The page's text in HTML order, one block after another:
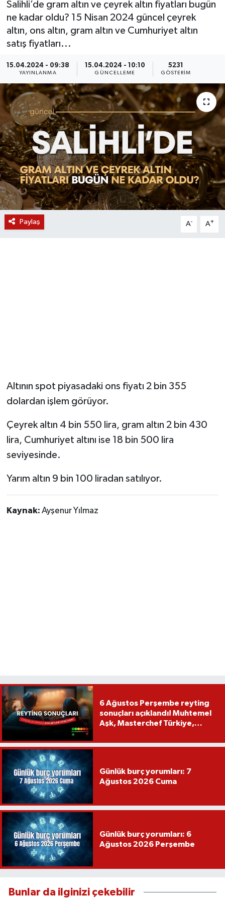
Salihli’de gram altın ve çeyrek altın fiyatları bugün
ne kadar oldu? 15 Nisan 2024 güncel çeyrek
altın, ons altın, gram altın ve Cumhuriyet altın
satış fiyatları...
15.04.2024 - 09:38
YAYINLANMA
15.04.2024 - 10:10
GÜNCELLEME
5231
GÖSTERIM
Paylaş A- A+
Altının spot piyasadaki ons fiyatı 2 bin 355
dolardan işlem görüyor.
Çeyrek altın 4 bin 550 lira, gram altın 2 bin 430
lira, Cumhuriyet altını ise 18 bin 500 lira
seviyesinde.
Yarım altın 9 bin 100 liradan satılıyor.
Kaynak: Ayşenur Yılmaz
6 Ağustos Perşembe reyting
sonuçları açıklandı! Muhtemel
Aşk, Masterchef Türkiye,
Günlük burç yorumları: 7
Ağustos 2026 Cuma
Günlük burç yorumları: 6
Ağustos 2026 Perşembe
Bunlar da ilginizi çekebilir
KÜLTÜR SANAT
YAŞAM
LIFE
SARIGÖL
SARUHANLI
SELENDİ
KIRKAĞAÇ
DEMİRCİ
GÖLMARMARA
GÖRDES
KÖPRÜBAŞI
SOMA
KÖPRÜBAŞI
KULA
SALİHLİ
SARIGÖL
SARUHANLI
ŞEHZADELER
SELENDİ
SOMA
TURGUTLU
EKONOMİ
EĞİTİM
KÜLTÜR SANAT
SPOR
YAŞAM
LIFE
BİLİM VE TEKNOLOJİ
YAZARLAR
MANİSA'NIN YÖRESEL LEZZETLERİ